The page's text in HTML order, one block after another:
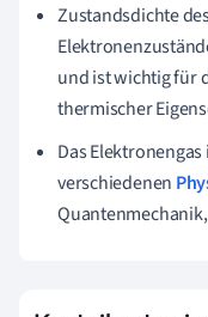
Zustandsdichte
und ist wichtig für
thermischer
Das
verschiedenen